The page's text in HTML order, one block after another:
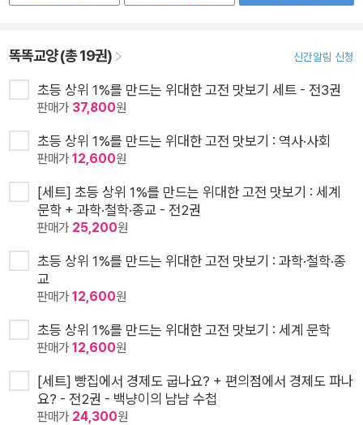
똑똑교양 (총 19권) 신간알림 신청
초등 상위 1%를 만드는 위대한 고전 맛보기 세트 - 전3권
판매가 37,800원
초등 상위 1%를 만드는 위대한 고전 맛보기 : 역사·사회
판매가12,600원
[세트] 초등 상위 1%를 만드는 위대한 고전 맛보기 : 세계
문학 + 과학·철학·종교 - 전2권
판매가 25,200원
초등 상위 1%를 만드는 위대한 고전 맛보기 : 과학·철학·종
교
판매가12,600원
초등 상위 1%를 만드는 위대한 고전 맛보기 : 세계 문학
판매가12,600원
[세트] 빵집에서 경제도 굽나요? + 편의점에서 경제도 파나
요? - 전2권 - 백냥이의 냠냠 수첩
판매가 24,300원